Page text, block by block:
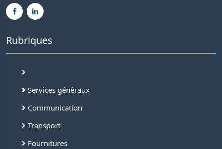
Rubriques
Services généraux
Communication
Transport
Fournitures